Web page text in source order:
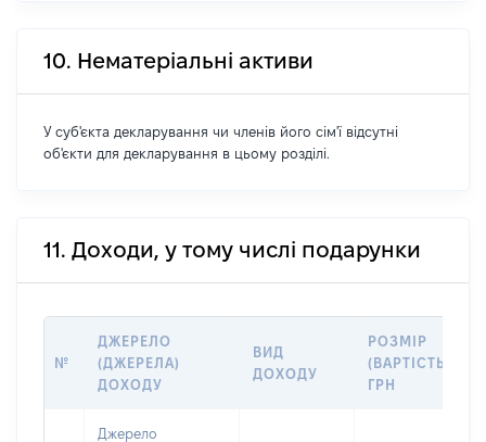
10. Нематеріальні активи
У суб'єкта декларування чи членів його сім'ї відсутні
об'єкти для декларування в цьому розділі.
11. Доходи, у тому числі подарунки
№
ДЖЕРЕЛО
(ДЖЕРЕЛА)
ДОХОДУ
ВИД
ДОХОДУ
РОЗМІР
(ВАРТІСТЬ),
ГРН
Джерело